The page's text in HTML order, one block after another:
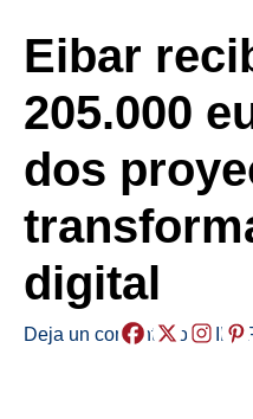
Eibar
205.000
dos
digital
Deja un comentario /